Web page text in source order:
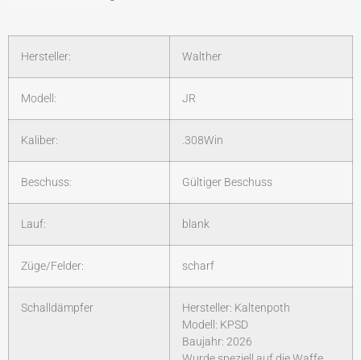
Hersteller: Walther
Modell: JR
Kaliber: .308Win
Beschuss: Gültiger Beschuss
Lauf: blank
Züge/Felder: scharf
Schalldämpfer
Hersteller: Kaltenpoth
Modell: KPSD
Baujahr: 2026